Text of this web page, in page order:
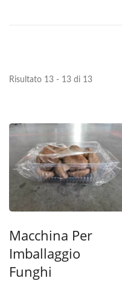
Risultato 13 - 13 di 13
Macchina Per
Imballaggio
Funghi